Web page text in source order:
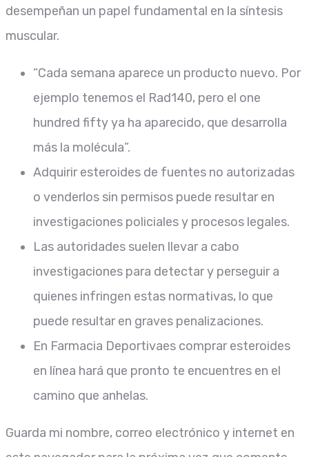
desempeñan un papel fundamental en la síntesis
muscular.
“Cada semana aparece un producto nuevo. Por
ejemplo tenemos el Rad140, pero el one
hundred fifty ya ha aparecido, que desarrolla
más la molécula”.
Adquirir esteroides de fuentes no autorizadas
o venderlos sin permisos puede resultar en
investigaciones policiales y procesos legales.
Las autoridades suelen llevar a cabo
investigaciones para detectar y perseguir a
quienes infringen estas normativas, lo que
puede resultar en graves penalizaciones.
En Farmacia Deportivaes comprar esteroides
en línea hará que pronto te encuentres en el
camino que anhelas.
Guarda mi nombre, correo electrónico y internet en